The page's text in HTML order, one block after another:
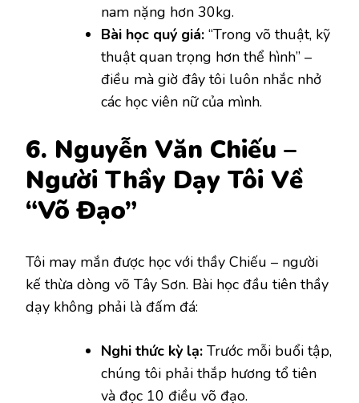
nam nặng hơn 30kg.
Bài học quý giá: “Trong võ thuật, kỹ
thuật quan trọng hơn thể hình” –
điều mà giờ đây tôi luôn nhắc nhở
các học viên nữ của mình.
6. Nguyễn Văn Chiếu –
Người Thầy Dạy Tôi Về
“Võ Đạo”
Tôi may mắn được học với thầy Chiếu – người
kế thừa dòng võ Tây Sơn. Bài học đầu tiên thầy
dạy không phải là đấm đá:
Nghi thức kỳ lạ: Trước mỗi buổi tập,
chúng tôi phải thắp hương tổ tiên
và đọc 10 điều võ đạo.